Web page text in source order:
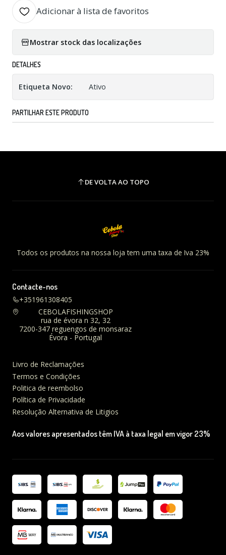
Adicionar à lista de favoritos
Mostrar stock das localizações
DETALHES
Etiqueta Novo: Ativo
PARTILHAR ESTE PRODUTO
DE VOLTA AO TOPO
Todos os produtos na nossa loja tem uma taxa de Iva 23%
Contacte-nos
+351961308405
CEBOLAFISHINGSHOP
rua de évora n 32, 32
7200-347 reguengos de monsaraz
Évora - Portugal
Livro de Reclamações
Termos e Condições
Politica de reembolso
Política de Privacidade
Resolução Alternativa de Litigios
Aos valores apresentados têm IVA à taxa legal em vigor 23%